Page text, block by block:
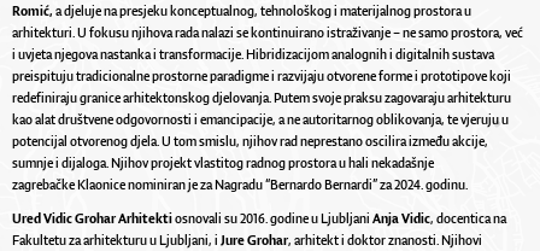
Romić, a djeluje na presjeku konceptualnog, tehnološkog i materijalnog prostora u
arhitekturi. U fokusu njihova rada nalazi se kontinuirano istraživanje – ne samo prostora, već
i uvjeta njegova nastanka i transformacije. Hibridizacijom analognih i digitalnih sustava
preispituju tradicionalne prostorne paradigme i razvijaju otvorene forme i prototipove koji
redefiniraju granice arhitektonskog djelovanja. Putem svoje praksu zagovaraju arhitekturu
kao alat društvene odgovornosti i emancipacije, a ne autoritarnog oblikovanja, te vjeruju u
potencijal otvorenog djela. U tom smislu, njihov rad neprestano oscilira između akcije,
sumnje i dijaloga. Njihov projekt vlastitog radnog prostora u hali nekadašnje
zagrebačkeKlaonicenominiran je za Nagradu “Bernardo Bernardi” za 2024. godinu.
Ured Vidic Grohar Arhitektiosnovali su 2016. godine u Ljubljani Anja Vidic, docentica na
Fakultetu za arhitekturu u Ljubljani, i Jure Grohar, arhitekt i doktor znanosti. Njihovi